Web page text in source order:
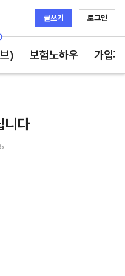
글쓰기 로그인
) 보험노하우 가입
니다
5